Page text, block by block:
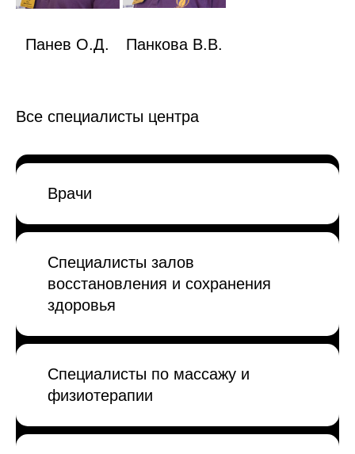
Врачи
Специалисты залов
восстановления и сохранения
здоровья
Специалисты по массажу и
физиотерапии
Панев О.Д. Панкова В.В.
Все специалисты центра